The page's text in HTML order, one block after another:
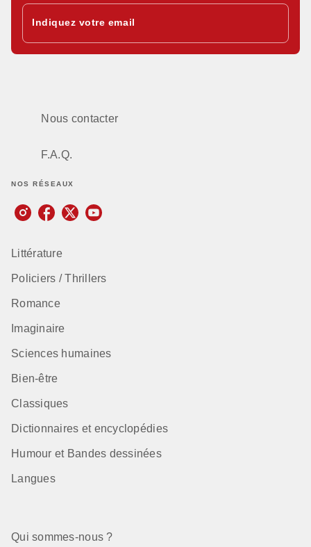
Indiquez votre email
Nous contacter
F.A.Q.
NOS RÉSEAUX
Littérature
Policiers / Thrillers
Romance
Imaginaire
Sciences humaines
Bien-être
Classiques
Dictionnaires et encyclopédies
Humour et Bandes dessinées
Langues
Qui sommes-nous ?